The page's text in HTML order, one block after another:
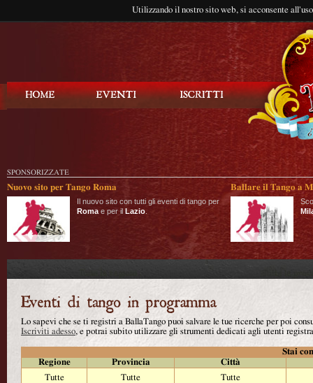
Utilizzando il nostro sito web, si acconsente
SPONSORIZZATE
Nuovo sito per Tango Roma
Il nuovo sito con tutti gli eventi di tango per
Roma e per il Lazio
Ballare il Tango a
Lo sapevi che se ti registri a BallaTango puoi salvare le tue ricerche per poi
Iscriviti adesso, e potrai subito utilizzare gli strumenti dedicati agli utenti
Stai
Regione
Provincia
Città
Tutte
Tutte
Tutte